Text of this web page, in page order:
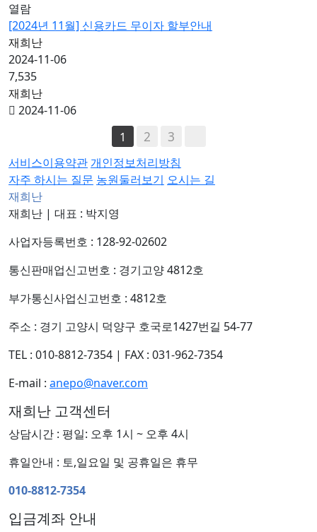
열람
[2024년 11월] 신용카드 무이자 할부안내
재희난
2024-11-06
7,535
재희난
2024-11-06
1
2 3
서비스이용약관 개인정보처리방침
자주 하시는 질문 농원둘러보기 오시는 길
재희난
재희난 | 대표 : 박지영
사업자등록번호 : 128-92-02602
통신판매업신고번호 : 경기고양 4812호
부가통신사업신고번호 : 4812호
주소 : 경기 고양시 덕양구 호국로1427번길 54-77
TEL : 010-8812-7354 | FAX : 031-962-7354
E-mail : anepo@naver.com
재희난 고객센터
상담시간 : 평일: 오후 1시 ~ 오후 4시
휴일안내 : 토,일요일 및 공휴일은 휴무
010-8812-7354
입금계좌 안내